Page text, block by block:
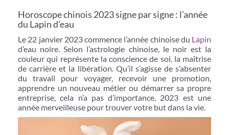
Horoscope chinois 2023 signe par signe : l’année
du Lapin d’eau
Le 22 janvier 2023 commence l’année chinoise du Lapin
d’eau noire. Selon l’astrologie chinoise, le noir est la
couleur qui représente la conscience de soi, la maîtrise
de carrière et la libération. Qu’il s’agisse de s’absenter
du travail pour voyager, recevoir une promotion,
apprendre un nouveau métier ou démarrer sa propre
entreprise, cela n’a pas d’importance. 2023 est une
année merveilleuse pour trouver votre but dans la vie.